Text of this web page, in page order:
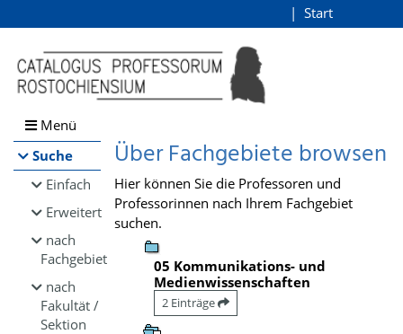
Browsen
direkt zum Inhalt
Start
Menü
Suche
Einfach
Erweitert
nach
Fachgebiet
nach
Fakultät /
Sektion
Über Fachgebiete browsen
Hier können Sie die Professoren und
Professorinnen nach Ihrem Fachgebiet
suchen.
05 Kommunikations- und
Medienwissenschaften
2 Einträge